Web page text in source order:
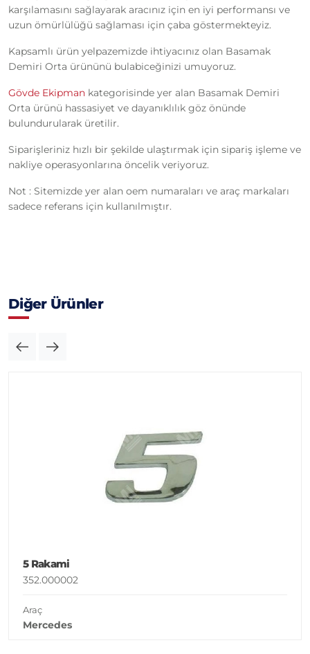
karşılamasını sağlayarak aracınız için en iyi performansı ve
uzun ömürlülüğü sağlaması için çaba göstermekteyiz.
Kapsamlı ürün yelpazemizde ihtiyacınız olan Basamak
Demiri Orta ürününü bulabiceğinizi umuyoruz.
Gövde Ekipman kategorisinde yer alan Basamak Demiri
Orta ürünü hassasiyet ve dayanıklılık göz önünde
bulundurularak üretilir.
Siparişleriniz hızlı bir şekilde ulaştırmak için sipariş işleme ve
nakliye operasyonlarına öncelik veriyoruz.
Not : Sitemizde yer alan oem numaraları ve araç markaları
sadece referans için kullanılmıştır.
Diğer Ürünler
5 Rakami
352.000002
Araç
Mercedes